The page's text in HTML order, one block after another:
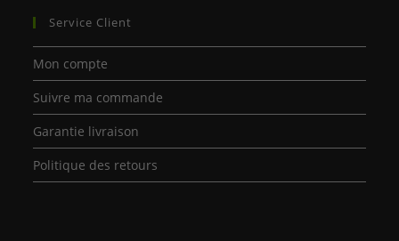
Service Client
Mon compte
Suivre ma commande
Garantie livraison
Politique des retours